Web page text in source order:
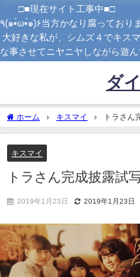
□■現在サイト工事中
٩(๑•̀ω•́๑)۶当方かなり腐っております！！ご注意ください！！妄想とシムズが
大好きな私が、シムズ４でキス
ダ
ホーム キスマイ トラさん
キスマイ
トラさん完成披露試
2019年1月23日 2019年1月23日